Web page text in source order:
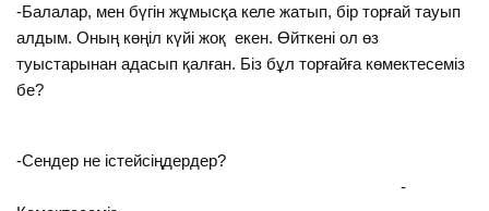
-Балалар, мен бүгін жұмысқа келе жатып, бір торғай тауып
алдым. Оның көңіл күйі жоқ екен. Өйткені ол өз
туыстарынан адасып қалған. Біз бұл торғайға көмектесеміз
бе?
-Сендер не істейсіңдердер?
-